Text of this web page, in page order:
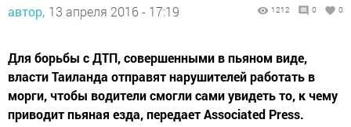
автор, 13 апреля 2016 - 17:19 1212 0 0
Для борьбы с ДТП, совершенными в пьяном виде,
власти Таиланда отправят нарушителей работать в
морги, чтобы водители смогли сами увидеть то, к чему
приводит пьяная езда, передает Associated Press.